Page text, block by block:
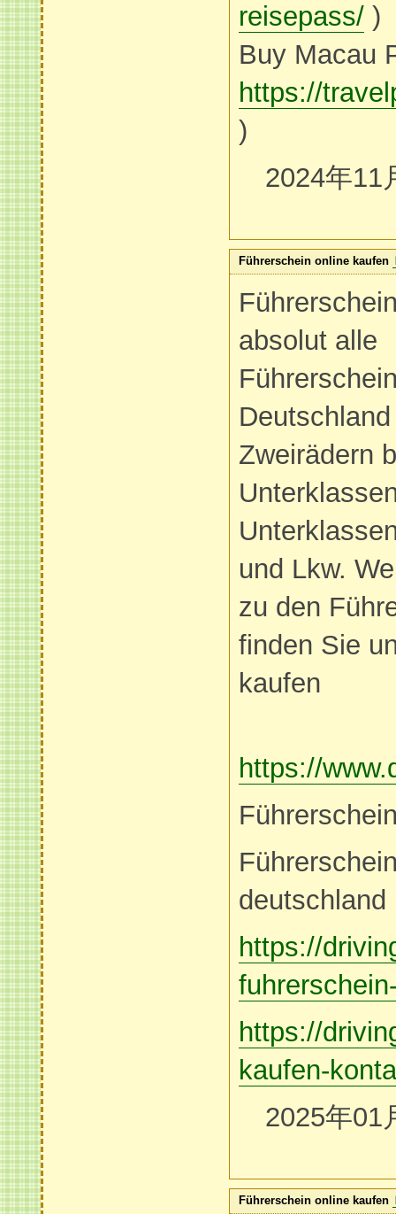
reisepass/ )
Buy Macau
https://
)
2024年11
Führerschein online kaufen
absolut alle
Zweirädern
und Lkw.
zu den
finden Sie
kaufen
https://
deutschland
https://
https://
kaufen-
2025年01
Führerschein online kaufen